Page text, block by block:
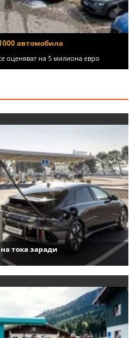
автомобила
оценяват на 5 милиона евро
тока заради